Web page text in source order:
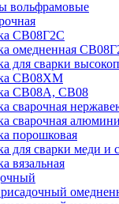
вольфрамовые
СВ08Г2С
омедненная
для сварки
СВ08ХМ
СВ08А, СВ08
сварочная
сварочная
порошковая
для сварки меди и
вязальная